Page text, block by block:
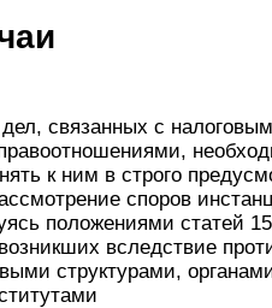
дел, связанных с
к ним в строго
споров
положениями статей
вследствие
структурами,